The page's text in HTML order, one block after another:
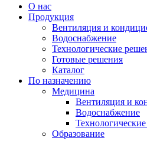
О нас
Продукция
Вентиляция и
Водоснабжение
Технологические
Готовые решения
Каталог
По назначению
Медицина
Вентиляция и
Водоснабжение
Образование